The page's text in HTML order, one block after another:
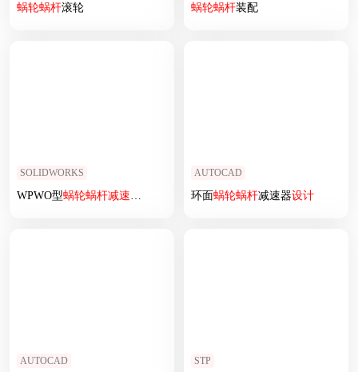
蜗轮蜗杆滚轮 蜗轮蜗杆装配
SOLIDWORKS
WPWO型蜗轮蜗杆减速机 [WPWO80-30-A]
AUTOCAD
环面蜗轮蜗杆减速器设计
AUTOCAD STP